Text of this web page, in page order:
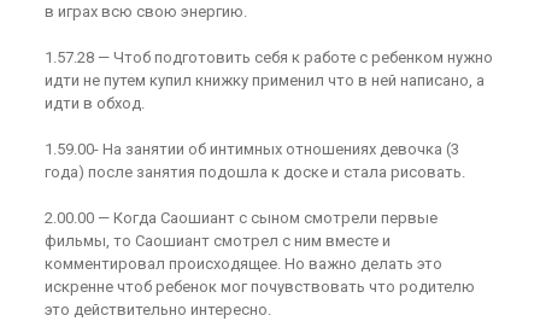
в играх всю свою энергию.
1.57.28 — Чтоб подготовить себя к работе с ребенком нужно
идти не путем купил книжку применил что в ней написано, а
идти в обход.
1.59.00- На занятии об интимных отношениях девочка (3
года) после занятия подошла к доске и стала рисовать.
2.00.00 — Когда Саошиант с сыном смотрели первые
фильмы, то Саошиант смотрел с ним вместе и
комментировал происходящее. Но важно делать это
искренне чтоб ребенок мог почувствовать что родителю
это действительно интересно.